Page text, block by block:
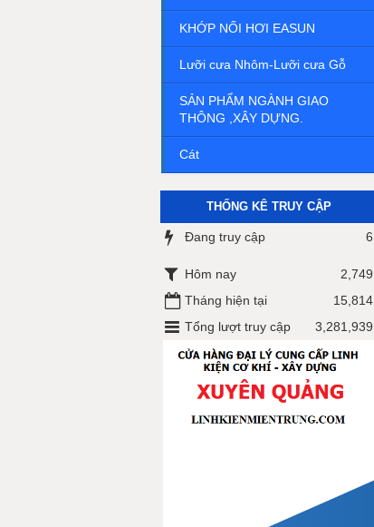
KHỚP NỐI HƠI EASUN
Lưỡi cưa Nhôm-Lưỡi cưa Gỗ
SẢN PHẨM NGÀNH GIAO
THÔNG ,XÂY DỰNG.
Cát
THỐNG KÊ TRUY CẬP
Đang truy cập 6
Hôm nay
2,749
Tháng hiện tại
15,814
Tổng lượt truy cập
3,281,939